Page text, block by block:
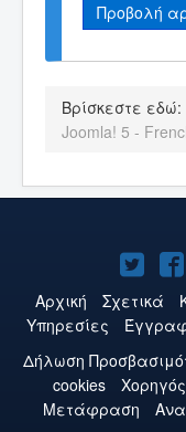
Προβολή
Βρίσκεστε εδώ:
Joomla! 5 -
Το
στο
Το
Αρχική Σχετικά
Υπηρεσίες
Δήλωση
cookies
Μετάφραση